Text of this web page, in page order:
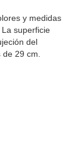
y medidas
superficie
del
de 29 cm.